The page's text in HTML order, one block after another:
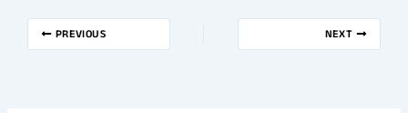
PREVIOUS NEXT